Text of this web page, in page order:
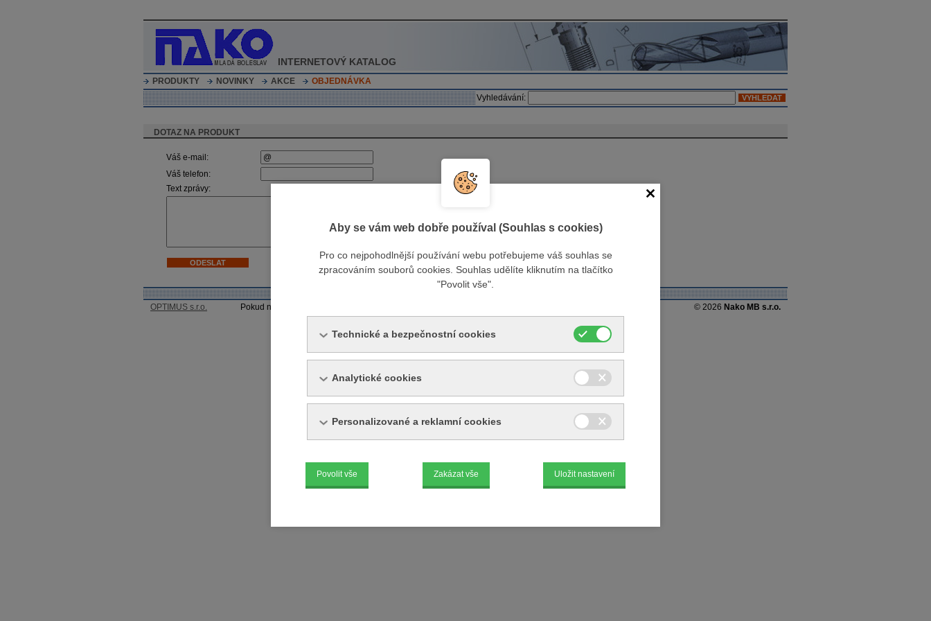
INTERNETOVÝ KATALOG
PRODUKTY NOVINKY AKCE
OBJEDNÁVKA
Vyhledávání:
DOTAZ NA PRODUKT
Váš e-mail:
Váš telefon:
Text zprávy:
OPTIMUS s.r.o. Pokud není uvedeno jinak, jsou uvedené © 2026 Nako MB s.r.o.
Aby se vám web dobře používal (Souhlas s cookies)
Pro co nejpohodlnější používání webu potřebujeme váš souhlas se
zpracováním souborů cookies. Souhlas udělíte kliknutím na tlačítko
"Povolit vše".
Technické a bezpečnostní cookies
Analytické cookies
Personalizované a reklamní cookies
Povolit vše Zakázat vše Uložit nastavení